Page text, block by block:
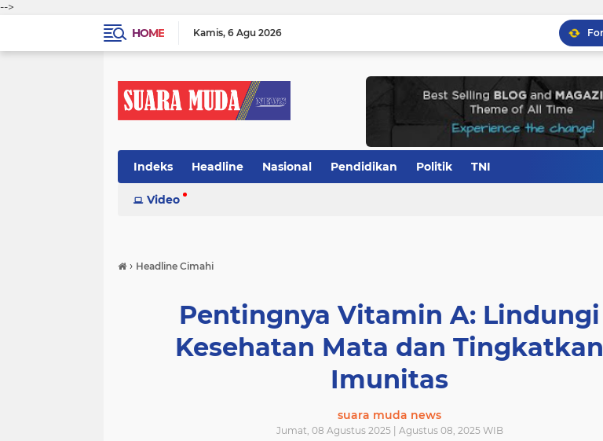
-->
HOME
Kamis 6 Agu 2026
Indeks Headline Nasional Pendidikan Politik TNI
Video
› Headline Cimahi
Pentingnya Vitamin A: Lindungi
Kesehatan Mata dan Tingkatkan
Imunitas
suara muda news
Jumat, 08 Agustus 2025 | Agustus 08, 2025 WIB